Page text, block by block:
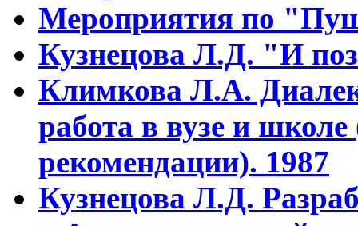
Мероприятия по
Кузнецова Л.Д. "И
Климкова Л.А.
работа в вузе и
рекомендации). 1987
Кузнецова Л.Д.